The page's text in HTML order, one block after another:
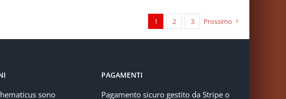
1 2 3 Prossimo
sono
PAGAMENTI
Pagamento sicuro gestito da Stripe o